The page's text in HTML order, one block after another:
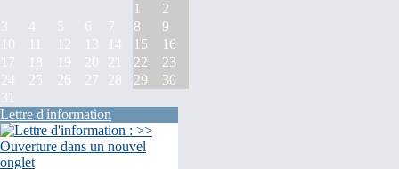
1
2
3
4 5 6 7 8
9
10
11 12 13 14 15
16
17
18 19 20 21 22
23
24
25 26 27 28 29
30
31
Lettre d'information